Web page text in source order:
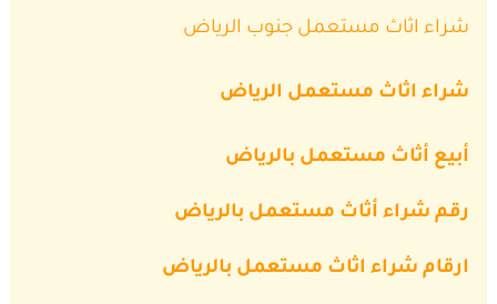
شراء اثاث مستعمل جنوب الرياض
شراء اثاث مستعمل الرياض
أبيع أثاث مستعمل بالرياض
رقم شراء أثاث مستعمل بالرياض
ارقام شراء اثاث مستعمل بالرياض